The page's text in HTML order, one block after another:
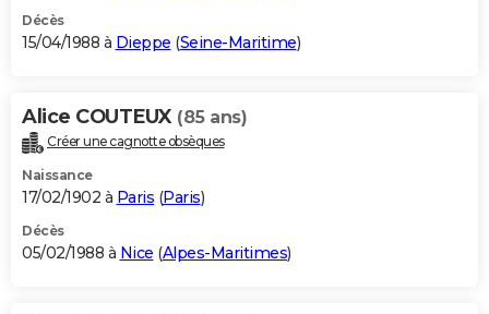
Décès
15/04/1988 à Dieppe (Seine-Maritime)
Alice COUTEUX (85 ans)
Créer une cagnotte obsèques
Naissance
17/02/1902 à Paris (Paris)
Décès
05/02/1988 à Nice (Alpes-Maritimes)